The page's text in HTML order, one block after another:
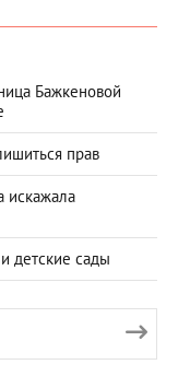
Бажкеновой
прав
искажала
детские сады